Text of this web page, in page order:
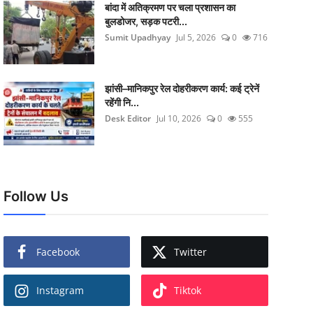
बांदा में अतिक्रमण पर चला प्रशासन का
बुलडोजर, सड़क पटरी...
Sumit Upadhyay Jul 5, 2026 0 716
झांसी–मानिकपुर रेल दोहरीकरण कार्य: कई ट्रेनें
रहेंगी नि...
Desk Editor Jul 10, 2026 0 555
Follow Us
Facebook Twitter
Instagram Tiktok